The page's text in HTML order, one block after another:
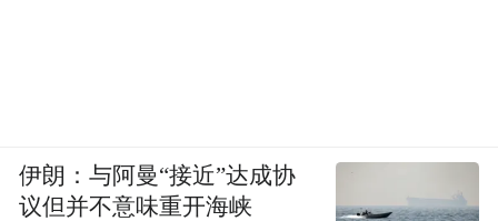
伊朗：与阿曼“接近”达成协
议但并不意味重开海峡